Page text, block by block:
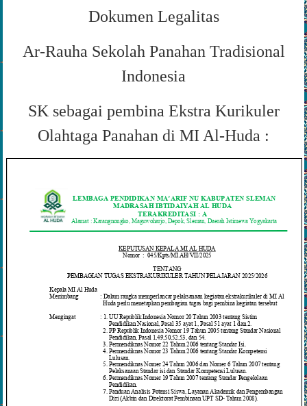
Dokumen Legalitas
Ar-Rauha Sekolah Panahan Tradisional
Indonesia
SK sebagai pembina Ekstra Kurikuler
Olahtaga Panahan di MI Al-Huda :